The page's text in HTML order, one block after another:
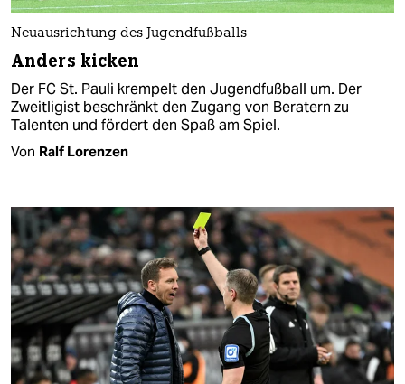
Neuausrichtung des Jugendfußballs
Anders kicken
Der FC St. Pauli krempelt den Jugendfußball um. Der
Zweitligist beschränkt den Zugang von Beratern zu
Talenten und fördert den Spaß am Spiel.
Von Ralf Lorenzen